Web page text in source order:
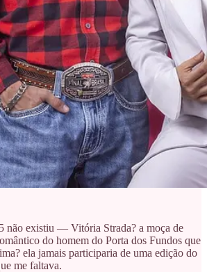
não existiu — Vitória Strada? a moça de
do homem do Porta dos Fundos que
ela jamais participaria de uma edição do
me faltava.